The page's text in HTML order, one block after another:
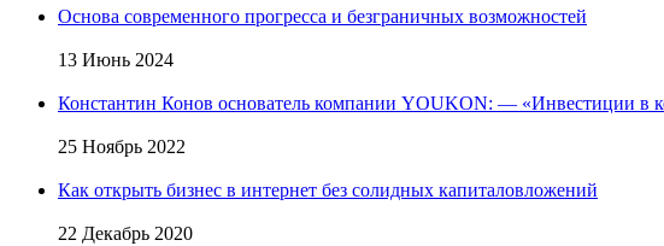
Основа современного прогресса и безграничных возможностей
13 Июнь 2024
Константин Конов основатель компании YOUKON: — «Инвестиции в
25 Ноябрь 2022
Как открыть бизнес в интернет без солидных капиталовложений
22 Декабрь 2020